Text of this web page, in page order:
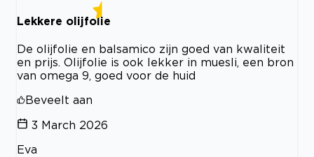
Lekkere olijfolie
De olijfolie en balsamico zijn goed van kwaliteit
en prijs. Olijfolie is ook lekker in muesli, een bron
van omega 9, goed voor de huid
Beveelt aan
3 March 2026
Eva